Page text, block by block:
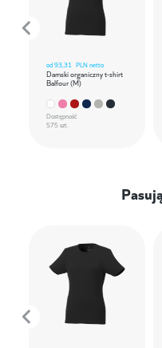
od93,31 PLN netto
Damski organiczny t-shirt
Balfour (M)
Dostępność
575 szt.